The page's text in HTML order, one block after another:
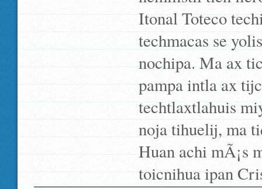
Itonal Toteco
techmacas se
nochipa. Ma ax
pampa intla ax
techtlaxtlahuis
noja tihuelij, ma
Huan achi mÃ¡s
toicnihua ipan